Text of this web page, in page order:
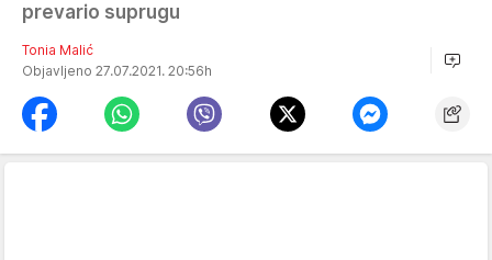
prevario suprugu
Tonia Malić
Objavljeno 27.07.2021. 20:56h